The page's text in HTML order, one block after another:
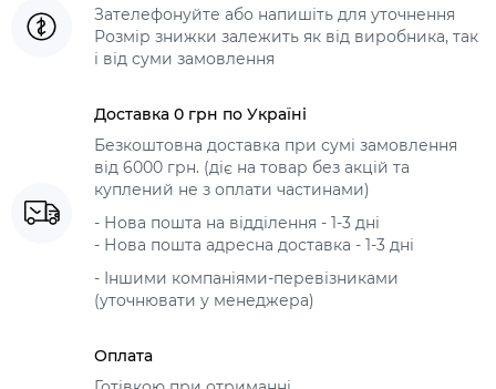
Зателефонуйте або напишіть для уточнення
Розмір знижки залежить як від виробника, так
і від суми замовлення
Доставка 0 грн по Україні
Безкоштовна доставка при сумі замовлення
від 6000 грн. (діє на товар без акцій та
куплений не з оплати частинами)
- Нова пошта на відділення - 1-3 дні
- Нова пошта адресна доставка - 1-3 дні
- Іншими компаніями-перевізниками
(уточнювати у менеджера)
Оплата